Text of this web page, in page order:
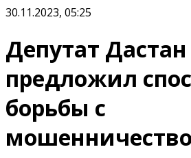
30.11.2023, 05:25
Депутат
предложил
борьбы с